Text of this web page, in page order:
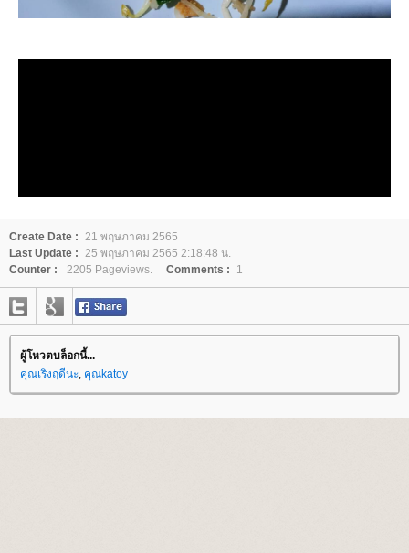
Create Date : 21 พฤษภาคม 2565
Last Update : 25 พฤษภาคม 2565 2:18:48 น.
Counter :
2205 Pageviews. Comments : 1
ผู้โหวตบล็อกนี้...
คุณเริงฤดีนะ, คุณkatoy